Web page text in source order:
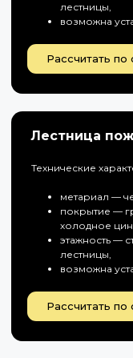
лестницы,
возможна
Рассчитать
Лестница
Технические
метариал —
покрытие —
холодное
этажность —
лестницы,
возможна
Рассчитать